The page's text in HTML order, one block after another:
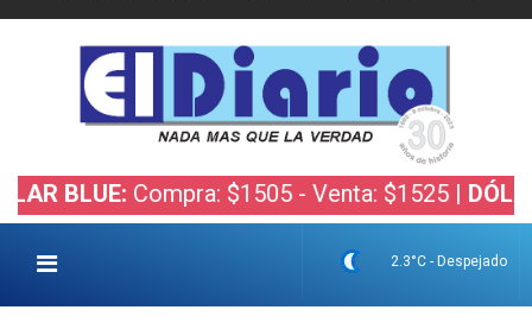
Compra: $1505 - Venta: $1525 | DÓLAR
2.3°C - Despejado